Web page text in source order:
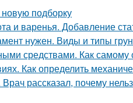
подборку
и варенья. Добавление
нужен. Виды и типы
средствами. Как
Как определить
рассказал, почему